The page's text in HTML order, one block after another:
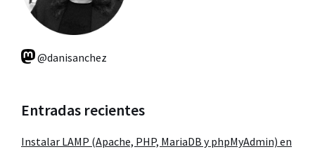
@danisanchez
Entradas recientes
Instalar LAMP (Apache, PHP, MariaDB y phpMyAdmin) en